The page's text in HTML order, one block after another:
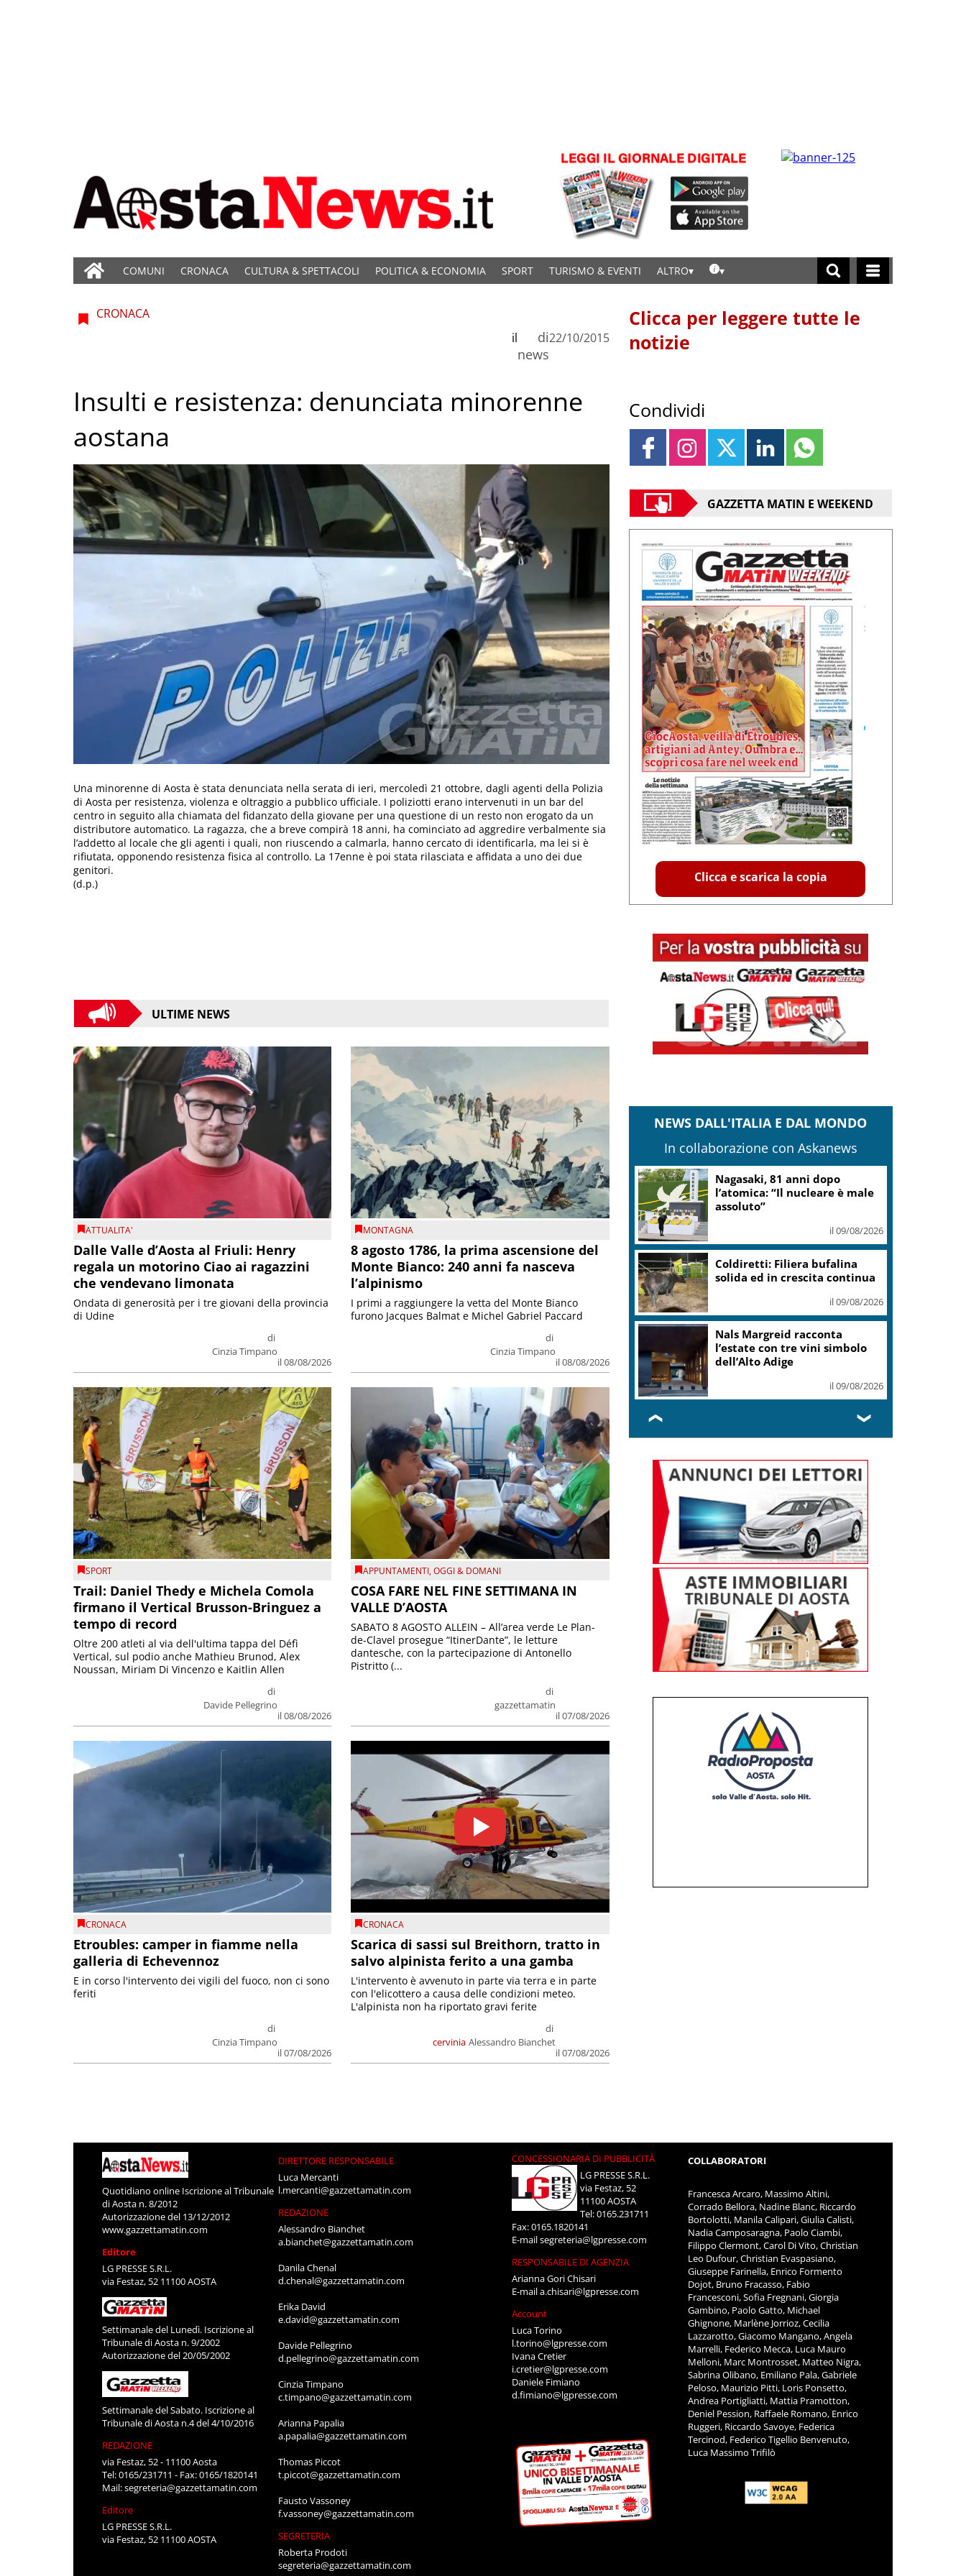
COMUNI CRONACA CULTURA & SPETTACOLI POLITICA & ECONOMIA SPORT TURISMO & EVENTI ALTRO
CRONACA
di
news
il 22/10/2015
Insulti e resistenza: denunciata minorenne
aostana
Una minorenne di Aosta è stata denunciata nella serata di ieri, mercoledì 21 ottobre, dagli agenti della Polizia
di Aosta per resistenza, violenza e oltraggio a pubblico ufficiale. I poliziotti erano intervenuti in un bar del
centro in seguito alla chiamata del fidanzato della giovane per una questione di un resto non erogato da un
distributore automatico. La ragazza, che a breve compirà 18 anni, ha cominciato ad aggredire verbalmente sia
l’addetto al locale che gli agenti i quali, non riuscendo a calmarla, hanno cercato di identificarla, ma lei si è
rifiutata, opponendo resistenza fisica al controllo. La 17enne è poi stata rilasciata e affidata a uno dei due
genitori.
(d.p.)
ULTIME NEWS
ATTUALITA'
Dalle Valle d’Aosta al Friuli: Henry
regala un motorino Ciao ai ragazzini
che vendevano limonata
di
Cinzia Timpano
il 08/08/2026
Ondata di generosità per i tre giovani della provincia
di Udine
MONTAGNA
8 agosto 1786, la prima ascensione del
Monte Bianco: 240 anni fa nasceva
l’alpinismo
di
Cinzia Timpano
il 08/08/2026
I primi a raggiungere la vetta del Monte Bianco
furono Jacques Balmat e Michel Gabriel Paccard
SPORT
Trail: Daniel Thedy e Michela Comola
firmano il Vertical Brusson-Bringuez a
tempo di record
di
Davide Pellegrino
il 08/08/2026
Oltre 200 atleti al via dell'ultima tappa del Défì
Vertical, sul podio anche Mathieu Brunod, Alex
Noussan, Miriam Di Vincenzo e Kaitlin Allen
APPUNTAMENTI,OGGI & DOMANI
COSA FARE NEL FINE SETTIMANA IN
VALLE D’AOSTA
di
gazzettamatin
il 07/08/2026
SABATO 8 AGOSTO ALLEIN – All’area verde Le Plan-
de-Clavel prosegue “ItinerDante”, le letture
dantesche, con la partecipazione di Antonello
Pistritto (...
CRONACA
Etroubles: camper in fiamme nella
galleria di Echevennoz
di
Cinzia Timpano
il 07/08/2026
E in corso l'intervento dei vigili del fuoco, non ci sono
feriti
CRONACA
Scarica di sassi sul Breithorn, tratto in
salvo alpinista ferito a una gamba
cervinia
di
Alessandro Bianchet
il 07/08/2026
L'intervento è avvenuto in parte via terra e in parte
con l'elicottero a causa delle condizioni meteo.
L'alpinista non ha riportato gravi ferite
Clicca per leggere tutte le
notizie
Condividi
GAZZETTA MATIN E WEEKEND
Clicca e scarica la copia
NEWS DALL'ITALIA E DAL MONDO
In collaborazione con Askanews
Federcontribuenti Roma: Basta trasformare
centro storico in grande albergo di lusso
Gestione Area Marina Protetta
Isola di Ustica resta in capo al
Comune
il 09/08/2026
“Bolle di Malto”: dal 30 agosto
a Biella 9 giorni di birra
artigianale
il 09/08/2026
❮ ❯
Quotidiano online Iscrizione al Tribunale
di Aosta n. 8/2012
Autorizzazione del 13/12/2012
www.gazzettamatin.com
Editore
LG PRESSE S.R.L.
via Festaz, 52 11100 AOSTA
Settimanale del Lunedì. Iscrizione al
Tribunale di Aosta n. 9/2002
Autorizzazione del 20/05/2002
Settimanale del Sabato. Iscrizione al
Tribunale di Aosta n.4 del 4/10/2016
REDAZIONE
via Festaz, 52 - 11100 Aosta
Tel: 0165/231711 - Fax: 0165/1820141
Mail:segreteria@gazzettamatin.com
Editore
LG PRESSE S.R.L.
via Festaz, 52 11100 AOSTA
DIRETTORE RESPONSABILE
Luca Mercanti
l.mercanti@gazzettamatin.com
REDAZIONE
Alessandro Bianchet
a.bianchet@gazzettamatin.com
Danila Chenal
d.chenal@gazzettamatin.com
Erika David
e.david@gazzettamatin.com
Davide Pellegrino
d.pellegrino@gazzettamatin.com
Cinzia Timpano
c.timpano@gazzettamatin.com
Arianna Papalia
a.papalia@gazzettamatin.com
Thomas Piccot
t.piccot@gazzettamatin.com
Fausto Vassoney
f.vassoney@gazzettamatin.com
SEGRETERIA
Roberta Prodoti
segreteria@gazzettamatin.com
CONCESSIONARIA DI PUBBLICITÀ
LG PRESSE S.R.L.
via Festaz, 52
11100 AOSTA
Tel: 0165.231711
Fax: 0165.1820141
E-mailsegreteria@lgpresse.com
RESPONSABILE DI AGENZIA
Arianna Gori Chisari
E-maila.chisari@lgpresse.com
Account
Luca Torino
l.torino@lgpresse.com
Ivana Cretier
i.cretier@lgpresse.com
Daniele Fimiano
d.fimiano@lgpresse.com
COLLABORATORI
Francesca Arcaro, Massimo Altini,
Corrado Bellora, Nadine Blanc, Riccardo
Bortolotti, Manila Calipari, Giulia Calisti,
Nadia Camposaragna, Paolo Ciambi,
Filippo Clermont, Carol Di Vito, Christian
Leo Dufour, Christian Evaspasiano,
Giuseppe Farinella, Enrico Formento
Dojot, Bruno Fracasso, Fabio
Francesconi, Sofia Fregnani, Giorgia
Gambino, Paolo Gatto, Michael
Ghignone, Marlène Jorrioz, Cecilia
Lazzarotto, Giacomo Mangano, Angela
Marrelli, Federico Mecca, Luca Mauro
Melloni, Marc Montrosset, Matteo Nigra,
Sabrina Olibano, Emiliano Pala, Gabriele
Peloso, Maurizio Pitti, Loris Ponsetto,
Andrea Portigliatti, Mattia Pramotton,
Deniel Pession, Raffaele Romano, Enrico
Ruggeri, Riccardo Savoye, Federica
Tercinod, Federico Tigellio Benvenuto,
Luca Massimo Trifilò